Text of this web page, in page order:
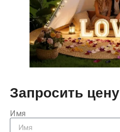
Запросить цену
Имя